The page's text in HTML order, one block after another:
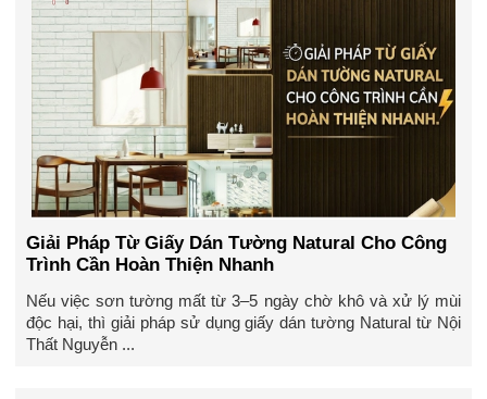
Giải Pháp Từ Giấy Dán Tường Natural Cho Công
Trình Cần Hoàn Thiện Nhanh
Nếu việc sơn tường mất từ 3–5 ngày chờ khô và xử lý mùi
độc hại, thì giải pháp sử dụng giấy dán tường Natural từ Nội
Thất Nguyễn ...